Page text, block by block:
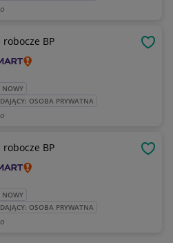
BP
OSOBA PRYWATNA
BP
OSOBA PRYWATNA